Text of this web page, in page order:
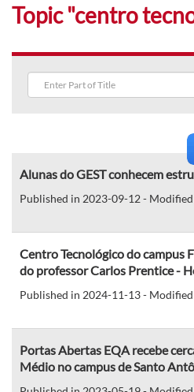
Topic "centro
Alunas do GEST conhecem
Published in 2023-09-12 -
Centro Tecnológico do campus
do professor Carlos Prentice -
Published in 2024-11-13 -
Portas Abertas EQA recebe
Médio no campus de Santo